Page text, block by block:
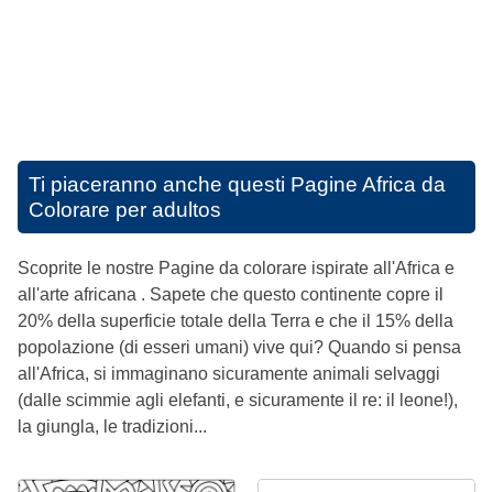
Ti piaceranno anche questi Pagine Africa da
Colorare per adultos
Scoprite le nostre Pagine da colorare ispirate all'Africa e
all'arte africana . Sapete che questo continente copre il
20% della superficie totale della Terra e che il 15% della
popolazione (di esseri umani) vive qui? Quando si pensa
all'Africa, si immaginano sicuramente animali selvaggi
(dalle scimmie agli elefanti, e sicuramente il re: il leone!),
la giungla, le tradizioni...